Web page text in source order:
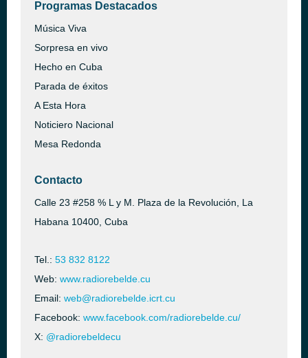
Programas Destacados
Música Viva
Sorpresa en vivo
Hecho en Cuba
Parada de éxitos
A Esta Hora
Noticiero Nacional
Mesa Redonda
Contacto
Calle 23 #258 % L y M. Plaza de la Revolución, La
Habana 10400, Cuba
Tel.: 53 832 8122
Web: www.radiorebelde.cu
Email: web@radiorebelde.icrt.cu
Facebook: www.facebook.com/radiorebelde.cu/
X: @radiorebeldecu